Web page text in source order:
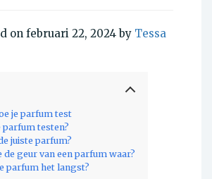
on februari 22, 2024 by Tessa
je parfum test
parfum testen?
juiste parfum?
de geur van een parfum waar?
parfum het langst?